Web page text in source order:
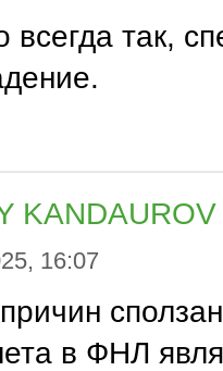
всегда так,
KANDAUROV
16:07
в ФНЛ